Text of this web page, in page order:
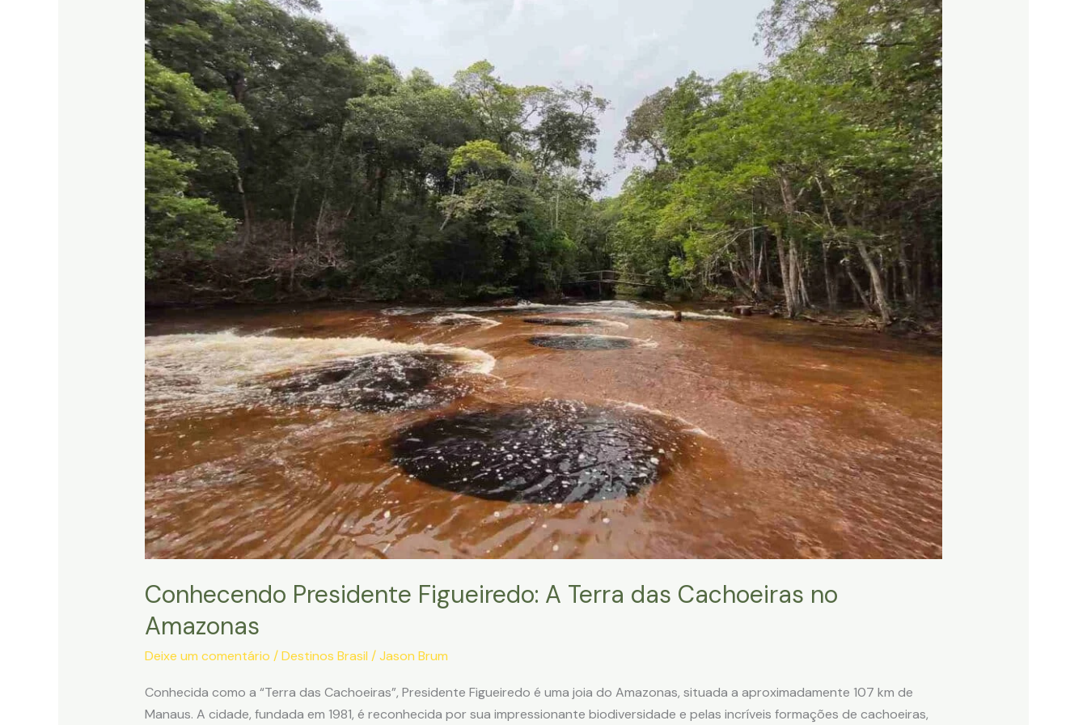
Conhecendo Presidente Figueiredo: A Terra das Cachoeiras no
Amazonas
Deixe um comentário /Destinos Brasil /Jason Brum
Conhecida como a “Terra das Cachoeiras”, Presidente Figueiredo é uma joia do Amazonas, situada a aproximadamente 107 km de
Manaus. A cidade, fundada em 1981, é reconhecida por sua impressionante biodiversidade e pelas incríveis formações de cachoeiras,